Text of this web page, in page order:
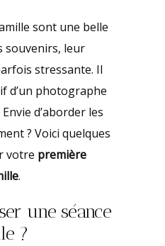
sont une belle
souvenirs, leur
stressante. Il
d’un photographe
d’aborder les
? Voici quelques
votre première
.
une séance
?